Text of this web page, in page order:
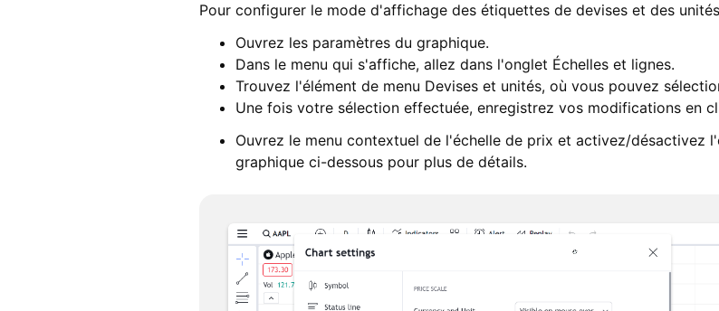
Pour configurer le mode d'affichage des étiquettes de devises et des
Ouvrez les paramètres du graphique.
Dans le menu qui s'affiche, allez dans l'onglet Échelles et lignes.
Trouvez l'élément de menu Devises et unités, où vous pouvez
Une fois votre sélection effectuée, enregistrez vos modifications en
Ouvrez le menu contextuel de l'échelle de prix et activez/désactivez
graphique ci-dessous pour plus de détails.